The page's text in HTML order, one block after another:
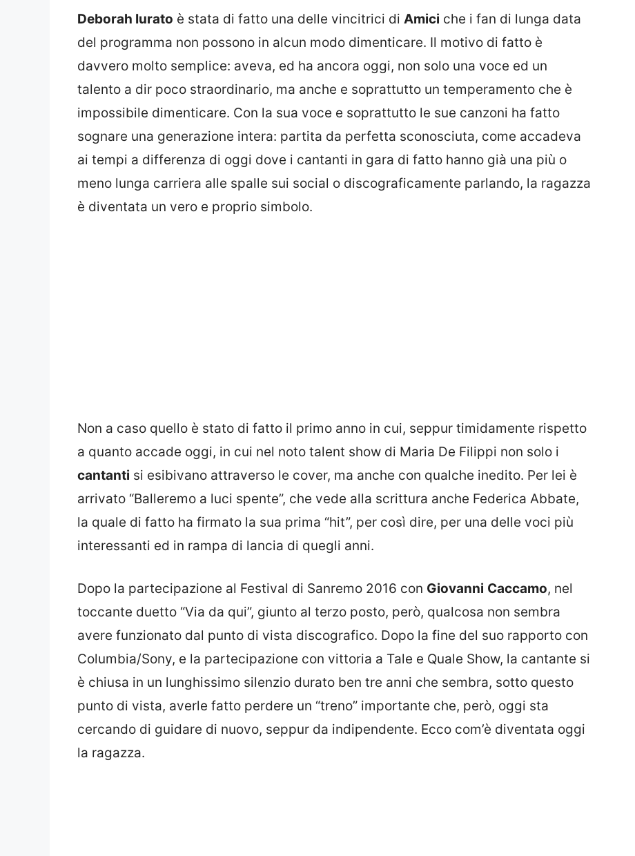
Deborah Iurato è stata di fatto una delle vincitrici di Amici che i fan di lunga data
del programma non possono in alcun modo dimenticare. Il motivo di fatto è
davvero molto semplice: aveva, ed ha ancora oggi, non solo una voce ed un
talento a dir poco straordinario, ma anche e soprattutto un temperamento che è
impossibile dimenticare. Con la sua voce e soprattutto le sue canzoni ha fatto
sognare una generazione intera: partita da perfetta sconosciuta, come accadeva
ai tempi a differenza di oggi dove i cantanti in gara di fatto hanno già una più o
meno lunga carriera alle spalle sui social o discograficamente parlando, la ragazza
è diventata un vero e proprio simbolo.
Non a caso quello è stato di fatto il primo anno in cui, seppur timidamente rispetto
a quanto accade oggi, in cui nel noto talent show di Maria De Filippi non solo i
cantanti si esibivano attraverso le cover, ma anche con qualche inedito. Per lei è
arrivato “Balleremo a luci spente”, che vede alla scrittura anche Federica Abbate,
la quale di fatto ha firmato la sua prima “hit”, per così dire, per una delle voci più
interessanti ed in rampa di lancia di quegli anni.
Dopo la partecipazione al Festival di Sanremo 2016 con Giovanni Caccamo, nel
toccante duetto “Via da qui”, giunto al terzo posto, però, qualcosa non sembra
avere funzionato dal punto di vista discografico. Dopo la fine del suo rapporto con
Columbia/Sony, e la partecipazione con vittoria a Tale e Quale Show, la cantante si
è chiusa in un lunghissimo silenzio durato ben tre anni che sembra, sotto questo
punto di vista, averle fatto perdere un “treno” importante che, però, oggi sta
cercando di guidare di nuovo, seppur da indipendente. Ecco com’è diventata oggi
la ragazza.